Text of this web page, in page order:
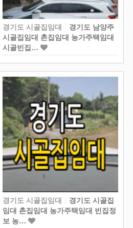
경기도 시골집임대
경기도 남양주
시골집임대 촌집임대 농가주택임대
시골빈집…
경기도 시골집임대
경기도 시골집
임대 촌집임대 농가주택임대 빈집정
보 농…